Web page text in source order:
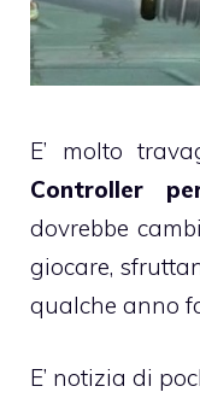
E’ molto
Controller
dovrebbe
giocare,
qualche anno
E’ notizia di